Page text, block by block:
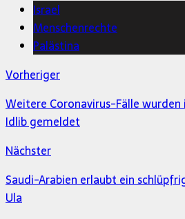
Israel
Menschenrechte
Palästina
Vorheriger
Weitere Coronavirus-Fälle wurden
Idlib gemeldet
Nächster
Saudi-Arabien erlaubt ein
Ula